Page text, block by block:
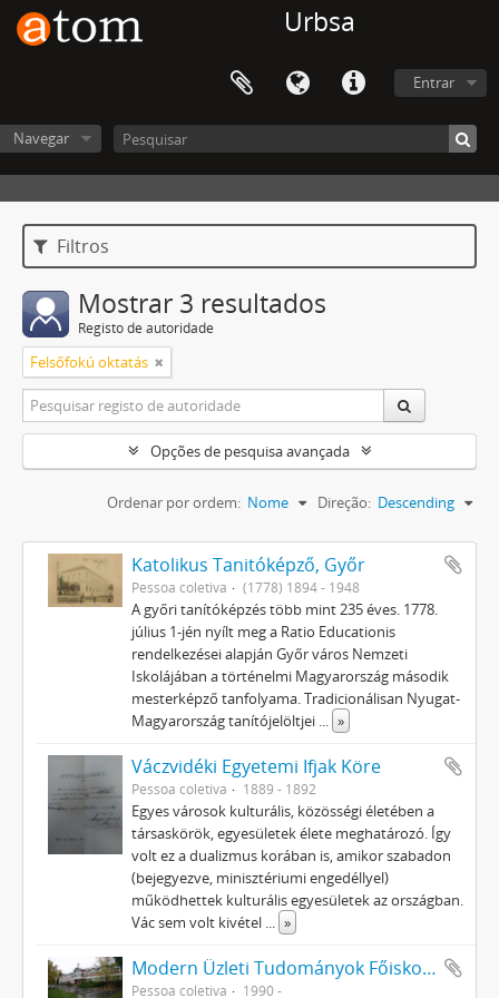
Urbsa
Entrar
Navegar
Filtros
Mostrar 3 resultados
Registo de autoridade
Felsőfokú oktatás
Opções de pesquisa avançada
Ordenar por ordem: Nome Direção: Descending
Katolikus Tanitóképző, Győr
Pessoa coletiva (1778) 1894 - 1948
A győri tanítóképzés több mint 235 éves. 1778.
július 1-jén nyílt meg a Ratio Educationis
rendelkezései alapján Győr város Nemzeti
Iskolájában a történelmi Magyarország második
mesterképző tanfolyama. Tradicionálisan Nyugat-
Magyarország tanítójelöltjei ... »
Váczvidéki Egyetemi Ifjak Köre
Pessoa coletiva 1889 - 1892
Egyes városok kulturális, közösségi életében a
társaskörök, egyesületek élete meghatározó. Így
volt ez a dualizmus korában is, amikor szabadon
(bejegyezve, minisztériumi engedéllyel)
működhettek kulturális egyesületek az országban.
Vác sem volt kivétel ... »
Modern Üzleti Tudományok Főiskolája Alapítvány
Pessoa coletiva 1990 -